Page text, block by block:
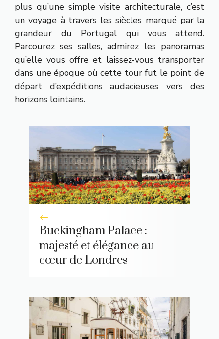
plus qu’une simple visite architecturale, c’est
un voyage à travers les siècles marqué par la
grandeur du Portugal qui vous attend.
Parcourez ses salles, admirez les panoramas
qu’elle vous offre et laissez-vous transporter
dans une époque où cette tour fut le point de
départ d’expéditions audacieuses vers des
horizons lointains.
Buckingham Palace :
majesté et élégance au
cœur de Londres